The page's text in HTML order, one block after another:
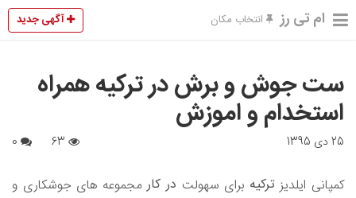
ام تی رز انتخاب مکان آگهی جدید
ست جوش و برش در ترکیه همراه
استخدام و اموزش
25 دی 1395
کمپانی ایلدیزترکیه برای سهولت در کارمجموعه های جوشکاری و